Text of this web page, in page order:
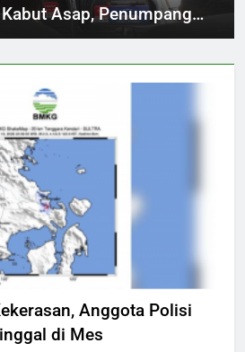
Asap, Penumpang
Anggota Polisi
di Mes